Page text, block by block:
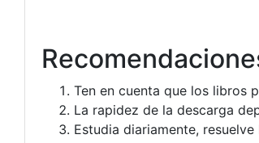
Ten en cuenta que los libros
La rapidez de la descarga
Estudia diariamente,